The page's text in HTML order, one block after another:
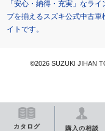
カタログ 購入の相談
「安心・納得・充実」なライ
プを揃えるスズキ公式中古車
イトです。
©2026 SUZUKI JIHAN